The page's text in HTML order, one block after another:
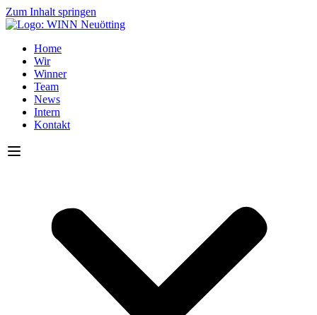
Zum Inhalt springen
Home
Wir
Winner
Team
News
Intern
Kontakt